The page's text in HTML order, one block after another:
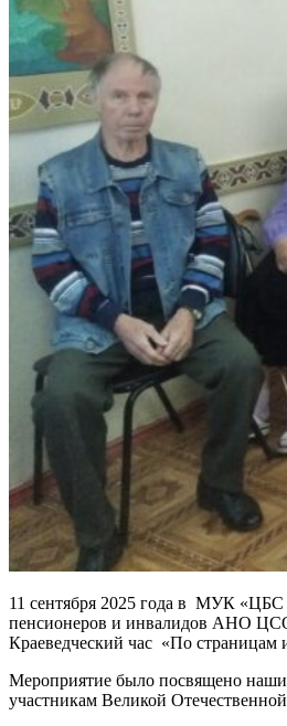
11 сентября 2025 года в МУК
пенсионеров и инвалидов АНО
Краеведческий час «По страницам
Мероприятие было посвящено
участникам Великой